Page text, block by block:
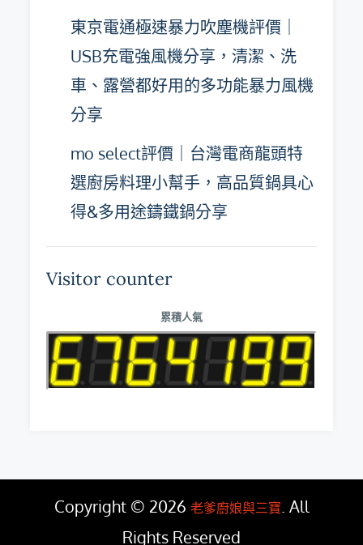
東京電通極速暴力吹塵機評價｜
USB充電強風機分享，清潔、洗
車、露營都好用的多功能暴力風機
分享
mo select評價｜台灣電商龍頭特
選廚房料理小幫手，高品質鍋具心
得&多用途鑄鐵鍋分享
Visitor counter
累積人氣
Copyright © 2026 老爹廚娘與三寶 . All
Rights Reserved